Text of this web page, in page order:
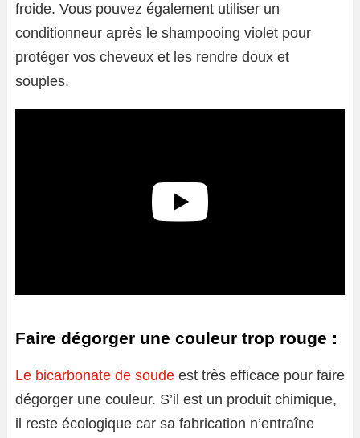
froide. Vous pouvez également utiliser un
conditionneur après le shampooing violet pour
protéger vos cheveux et les rendre doux et
souples.
Faire dégorger une couleur trop rouge :
Le bicarbonate de soude est très efficace pour faire
dégorger une couleur. S’il est un produit chimique,
il reste écologique car sa fabrication n’entraîne